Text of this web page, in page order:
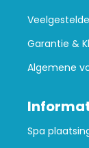
Garantie &
Algemene
Spa